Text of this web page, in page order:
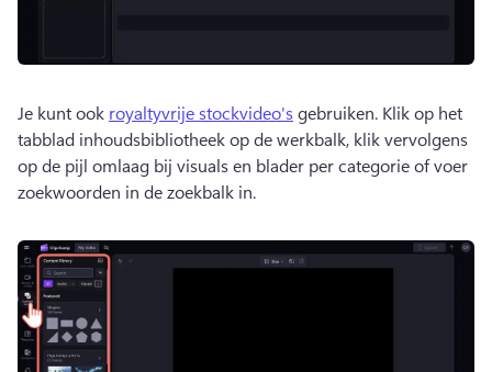
Je kunt ook royaltyvrije stockvideo's gebruiken. Klik op het
tabblad inhoudsbibliotheek op de werkbalk, klik vervolgens
op de pijl omlaag bij visuals en blader per categorie of voer
zoekwoorden in de zoekbalk in.